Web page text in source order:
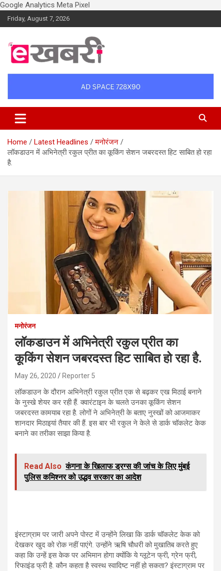
Google Analytics Meta Pixel
Skip
to
Friday, August 7, 2026
Ekhabri.com
Home Latest Headlines
मनोरंजन
लॉकडाउन में अभिनेत्री रकुल प्रीत का कूकिंग सेशन जबरदस्त हिट साबित हो रहा
है.
मनोरंजन
लॉकडाउन में अभिनेत्री रकुल प्रीत का
कूकिंग सेशन जबरदस्त हिट साबित हो रहा है.
May 26, 2020 Reporter 5
लॉकडाउन के दौरान अभिनेत्री रकुल प्रीत एक से बढ़कर एख मिठाई बनाने
के नुस्खे शेयर कर रही हैं. क्वारंटाइन के चलते उनका कूकिंग सेशन
जबरदस्त कामयाब रहा है. लोगों ने अभिनेत्री के बताए नुस्खों को आजमाकर
शानदार मिठाइयां तैयार की हैं. इस बार भी रकुल ने केले से डार्क चॉकलेट केक
बनाने का तरीका साझा किया है.
Read Also कंगना के खिलाफ ड्रग्स की जांच के लिए मुंबई
पुलिस कमिश्नर को उद्धव सरकार का आदेश
इंस्टाग्राम पर जारी अपने पोस्ट में उन्होंने लिखा कि डार्क चॉकलेट केक को
देखकर खुद को रोक नहीं पाएंगे. उन्होंने ऋषि चौधरी को मुखातिब करते हुए
कहा कि उन्हें इस केक पर अभिमान होगा क्योंकि ये ग्लूटेन फ्री, ग्रेन फ्री,
रिफाइंड फ्री है. कौन कहता है स्वस्थ स्वादिष्ट नहीं हो सकता? इंस्टाग्राम पर